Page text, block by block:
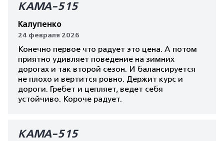
КАМА-515
Калупенко
24 февраля 2026
Конечно первое что радует это цена. А потом
приятно удивляет поведение на зимних
дорогах и так второй сезон. И балансируется
не плохо и вертится ровно. Держит курс и
дороги. Гребет и цепляет, ведет себя
устойчиво. Короче радует.
КАМА-515